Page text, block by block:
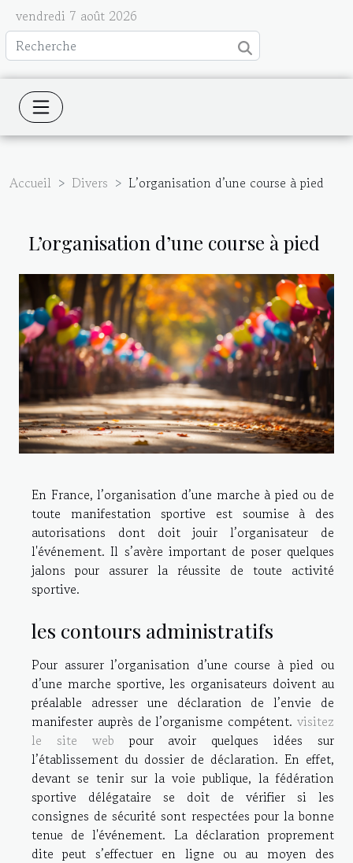
vendredi 7 août 2026
Accueil Divers L’organisation d’une course à pied
L’organisation d’une course à pied
En France, l’organisation d’une marche à pied ou de
toute manifestation sportive est soumise à des
autorisations dont doit jouir l’organisateur de
l'événement. Il s’avère important de poser quelques
jalons pour assurer la réussite de toute activité
sportive.
les contours administratifs
Pour assurer l’organisation d’une course à pied ou
d’une marche sportive, les organisateurs doivent au
préalable adresser une déclaration de l’envie de
manifester auprès de l’organisme compétent. visitez
le site web pour avoir quelques idées sur
l’établissement du dossier de déclaration. En effet,
devant se tenir sur la voie publique, la fédération
sportive délégataire se doit de vérifier si les
consignes de sécurité sont respectées pour la bonne
tenue de l'événement. La déclaration proprement
dite peut s’effectuer en ligne ou au moyen des